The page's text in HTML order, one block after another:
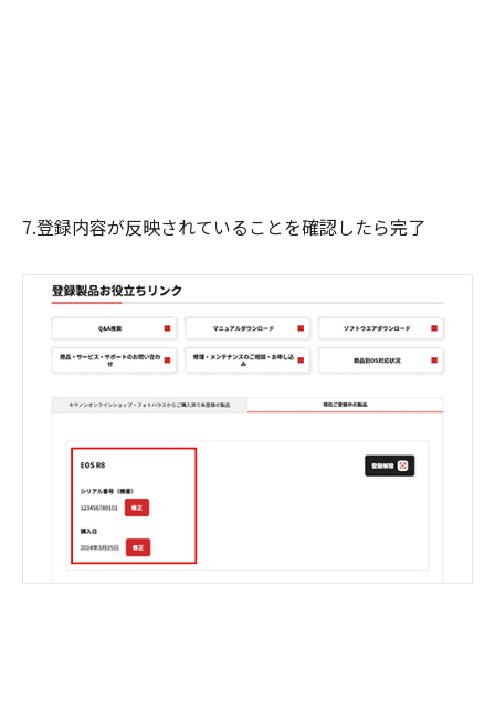
7.登録内容が反映されていることを確認したら完了